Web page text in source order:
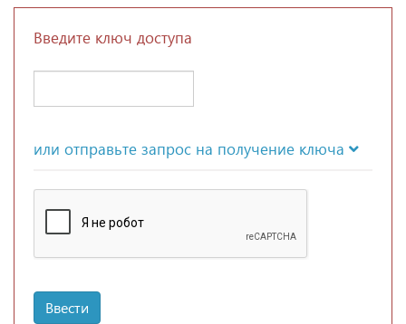
Введите ключ доступа
или отправьте запрос на получение ключа
Ввести